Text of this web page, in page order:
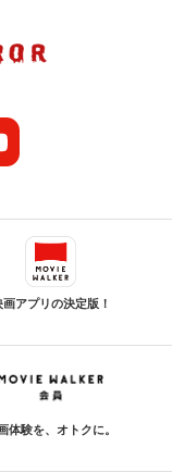
画アプリの決定版！
体験を、オトクに。